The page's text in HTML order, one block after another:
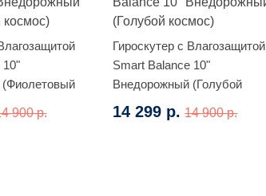
10"
900 р.
Гироскутер с Влагозащитой
Smart Balance 10"
Внедорожный (Голубой
космос)
14 299 р. 14 900 р.